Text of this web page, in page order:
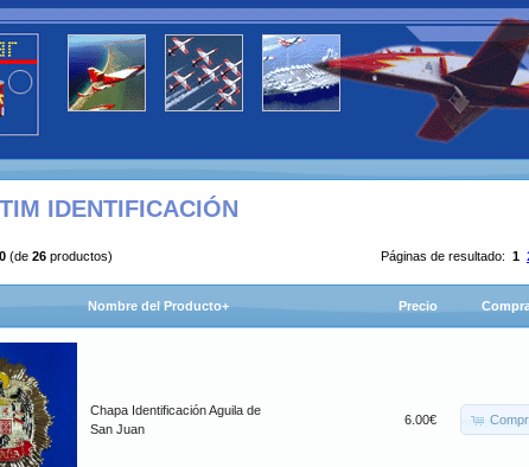
IDENTIFICACIÓN
Páginas de resultado: 1
(de 26 productos)
Nombre del Producto+ Precio
Chapa Identificación Aguila de
San Juan
6.00€